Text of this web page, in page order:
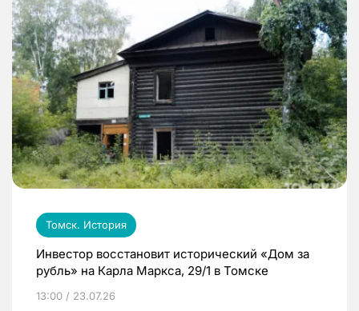
Томск. История
Инвестор восстановит исторический «Дом за
рубль» на Карла Маркса, 29/1 в Томске
13:00 / 23.07.26